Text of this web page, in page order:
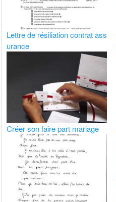
Lettre de résiliation contrat ass
urance
Créer son faire part mariage